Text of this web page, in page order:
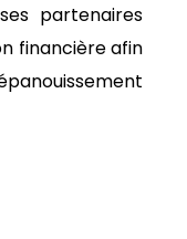
partenaires
financière afin